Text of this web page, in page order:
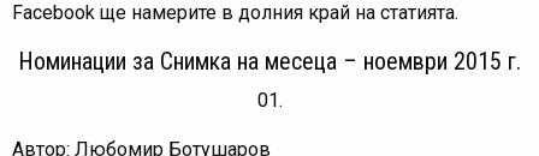
Facebook ще намерите в долния край на статията.
Номинации за Снимка на месеца – ноември 2015 г.
01.
Автор: Любомир Ботушаров